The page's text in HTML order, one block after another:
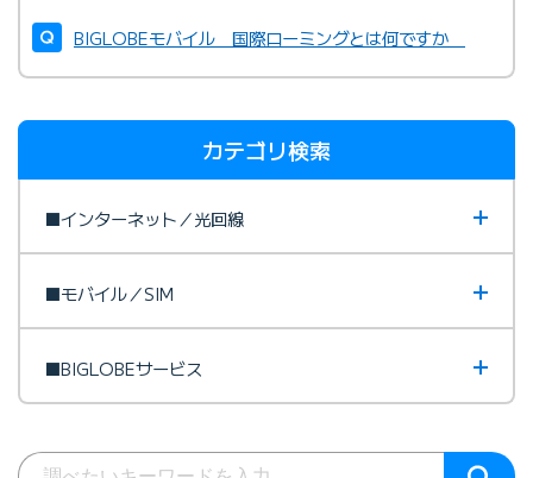
BIGLOBEモバイル 国際ローミングとは何ですか
カテゴリ検索
■インターネット／光回線
■モバイル／SIM
■BIGLOBEサービス